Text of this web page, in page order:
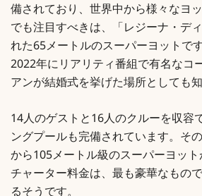
備されており、世界中から様々なヨ
でも注目すべきは、「レジーナ・デ
れた65メートルのスーパーヨットで
2022年にリアリティ番組で有名なコ
アンが結婚式を挙げた場所としても
14人のゲストと16人のクルーを収容
ングプールも完備されています。そ
から105メートル級のスーパーヨッ
チャーター料金は、最も豪華なもの